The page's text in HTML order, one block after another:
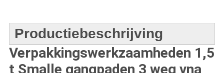
Productiebeschrijving
Verpakkingswerkzaamheden 1,5
t Smalle gangpaden 3 weg vna